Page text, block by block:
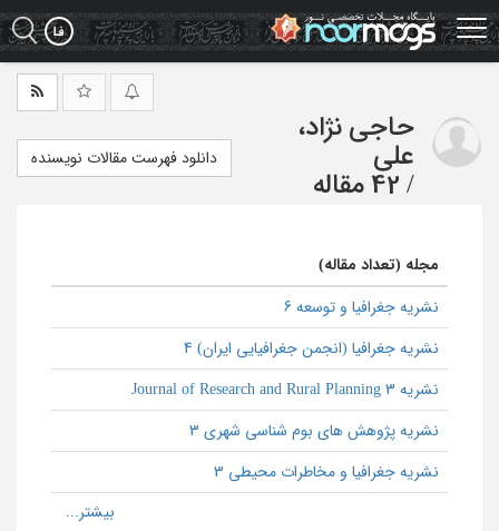
Skip
to
main
حاجی نژاد،
علی
/ 42 مقاله
دانلود فهرست مقالات نویسنده
مجله (تعداد مقاله)
نشریه جغرافیا و توسعه 6
نشریه جغرافیا (انجمن جغرافیایی ایران) 4
نشریه Journal of Research and Rural Planning 3
نشریه پژوهش های بوم شناسی شهری 3
نشریه جغرافیا و مخاطرات محیطی 3